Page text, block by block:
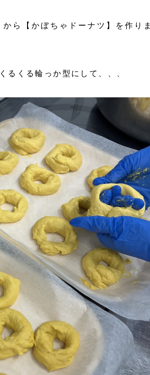
ら【かぼちゃドーナツ】を作りま
るくる輪っか型にして、、、